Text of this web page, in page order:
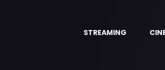
STREAMING